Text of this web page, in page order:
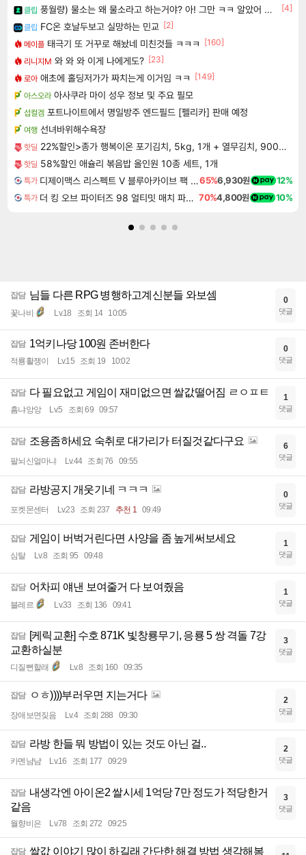
클립 풍월량) 물소는 왜 물소라고 하는거야? 아! 그만 ㅋㅋ 알았어 ㅋㅋ
[4]
클립 FC온 호날두보고 실망하는 민교 [2]
메이플 태극기 또 거꾸로 해놨네 미친것들 ㅋㅋㅋ
[160]
리니지M 와 와 와 이게 나에게도? [23]
로아 애초에 홀딩저가가 짜치는게 이거임 ㅋㅋ
[149]
아스오라 아사쿠라 마이 성우 정보 및 주요 필모
섭컬겜 포트나이트에서 명일방주 엔드필드 [펠리카] 판매 예정
여행 선녀바위해수욕장
핫딜 22%할인>종가 행복이온 포기김치, 5kg, 1개 + 열무김치, 900g, 1개
핫딜 58%할인 애슐리 볶음밥 올인원 10종 세트, 1개
특가 디제이맥스 리스펙트 V 블루아카이브 팩 DJMAX RESPECT V Blue Archive Pack DLC65%6,930원 12%
특가 더 킹 오브 파이터즈 98 얼티밋 매치 파이널 에디션 THE KING OF FIGHTERS 98 ULTIMATE MATCH FINAL EDITION 70%4,800원 10%
잡담 님들 다른 RPG 병행하고계신분들 와보셈
꽃나비 Lv.18 조회 14 10:05
0
댓글
잡담 1억키나당 100원 존버한다
적룡활쟁이 Lv.15 조회 19 10:02
0
댓글
잡담 다 필요없고 게임이 재미없으면 쌀값떨어짐 ㄹㅇㅍㅌ
흠냐앙앙 Lv.5 조회 69 09:57
1
댓글
잡담 조용좀하세요 숙취로 대가리가 터질것같다구요
팔뇌신얼마냐 Lv.44 조회 76 09:55
6
댓글
잡담 라방공지 개웃기네 ㅋㅋㅋ
포켓몬센터 Lv.23 조회 237 추천 1 09:49
0
댓글
잡담 게임이 버벅거린다면 사양을 좀 높게써보세요
심탈 Lv.8 조회 95 09:48
1
댓글
잡담 어차피 얘낸 보여줄거 다 보여줬음
블레르 Lv.33 조회 136 09:41
1
댓글
잡담 [케릭교환] 수호 871K 빛창룡무기, 응룡 5 쌍 격돌 7강
교환하실분
디질뻔할래 Lv.8 조회 160 09:35
3
댓글
잡담 ㅇㅎ))))부러우면 지는거다
장애보면짖음 Lv.4 조회 288 09:30
2
댓글
잡담 라방 한들 뭐 방법이 있는 것도 아닌 걸..
카멘냠냠 Lv.16 조회 177 09:29
2
댓글
잡담 내생각엔 아이온2 쌀시세 1억당 7만 정도가 적당한거
같음
월향비은 Lv.78 조회 272 09:25
3
댓글
잡담 쌀값 이야기 많이 하길래 간단한 해결 방법 생각해봄